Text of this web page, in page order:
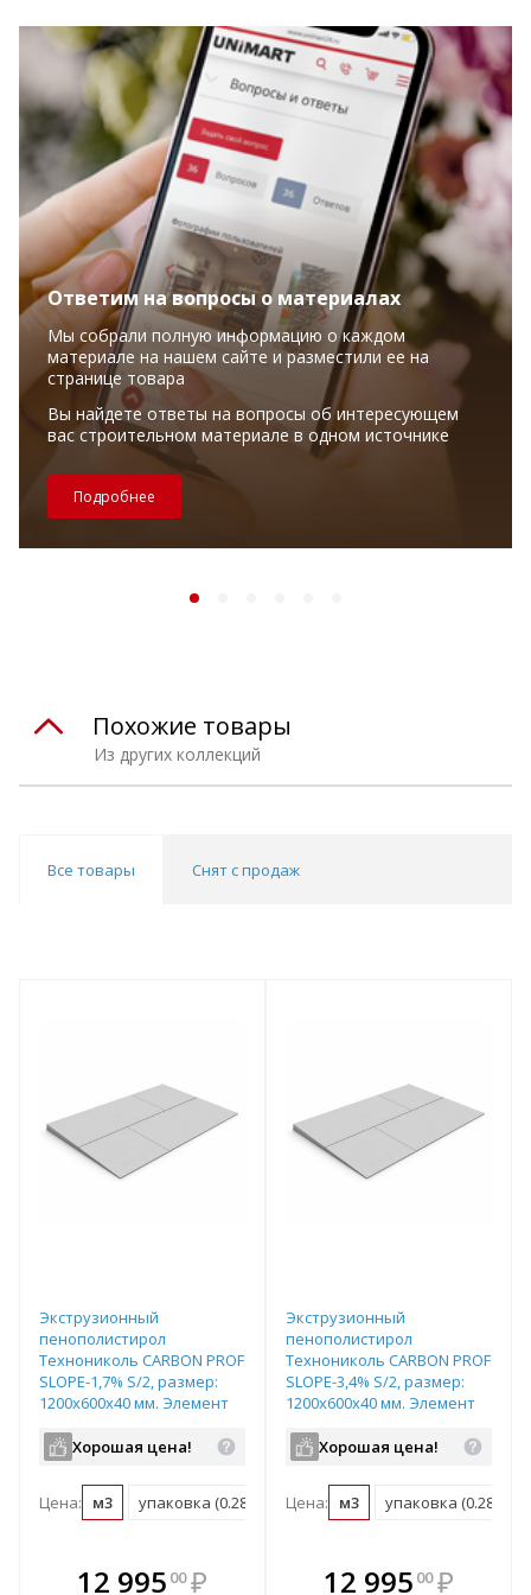
Ответим на вопросы о материалах
Мы собрали полную информацию о каждом
материале на нашем сайте и разместили ее на
странице товара
Вы найдете ответы на вопросы об интересующем
вас строительном материале в одном источнике
Подробнее
Из других коллекций
Похожие товары
Все товары Снят с продаж
Экструзионный
пенополистирол
Технониколь CARBON PROF
SLOPE-1,7% S/2, размер:
1200х600х40 мм. Элемент
Хорошая цена!
Цена: м3 упаковка (0.288 м3)
12 995 00 ₽
В комплекте
Экструзионный
пенополистирол
Технониколь CARBON PROF
SLOPE-3,4% S/2, размер:
1200х600х40 мм. Элемент
Хорошая цена!
Цена: м3 упаковка (0.288 м3)
В комплекте
12 995 00 ₽